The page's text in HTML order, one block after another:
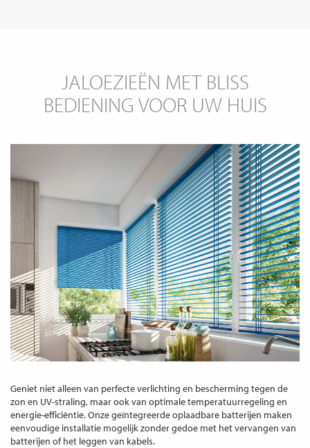
JALOEZIEËN MET BLISS
BEDIENING VOOR UW HUIS
Geniet niet alleen van perfecte verlichting en bescherming tegen de
zon en UV-straling, maar ook van optimale temperatuurregeling en
energie-efficiëntie. Onze geïntegreerde oplaadbare batterijen maken
eenvoudige installatie mogelijk zonder gedoe met het vervangen van
batterijen of het leggen van kabels.